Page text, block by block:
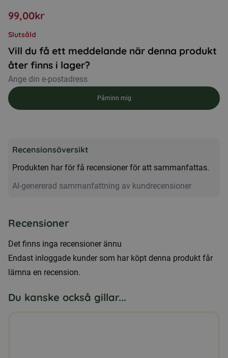
99,00kr
Slutsåld
Vill du få ett meddelande när denna produkt
åter finns i lager?
Påminn mig
Recensionsöversikt
Produkten har för få recensioner för att sammanfattas.
AI-genererad sammanfattning av kundrecensioner
Recensioner
Det finns inga recensioner ännu
Endast inloggade kunder som har köpt denna produkt får
lämna en recension.
Du kanske också gillar...